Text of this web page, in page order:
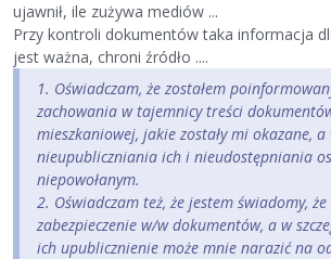
ujawnił, ile zużywa mediów ...
Przy kontroli dokumentów taka informacja
jest ważna, chroni źródło ....
1. Oświadczam, że zostałem
zachowania w tajemnicy treści
mieszkaniowej, jakie zostały mi okazane, a
nieupubliczniania ich i nieudostępniania
niepowołanym.
2. Oświadczam też, że jestem świadomy, że
zabezpieczenie w/w dokumentów, a w
ich upublicznienie może mnie narazić na